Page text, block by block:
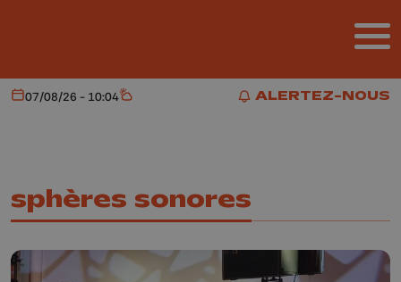
ALERTEZ-NOUS
ALERTEZ-NOUS
Aujourd'hui
07/08/26 - 10:04 Météo
sphères sonores